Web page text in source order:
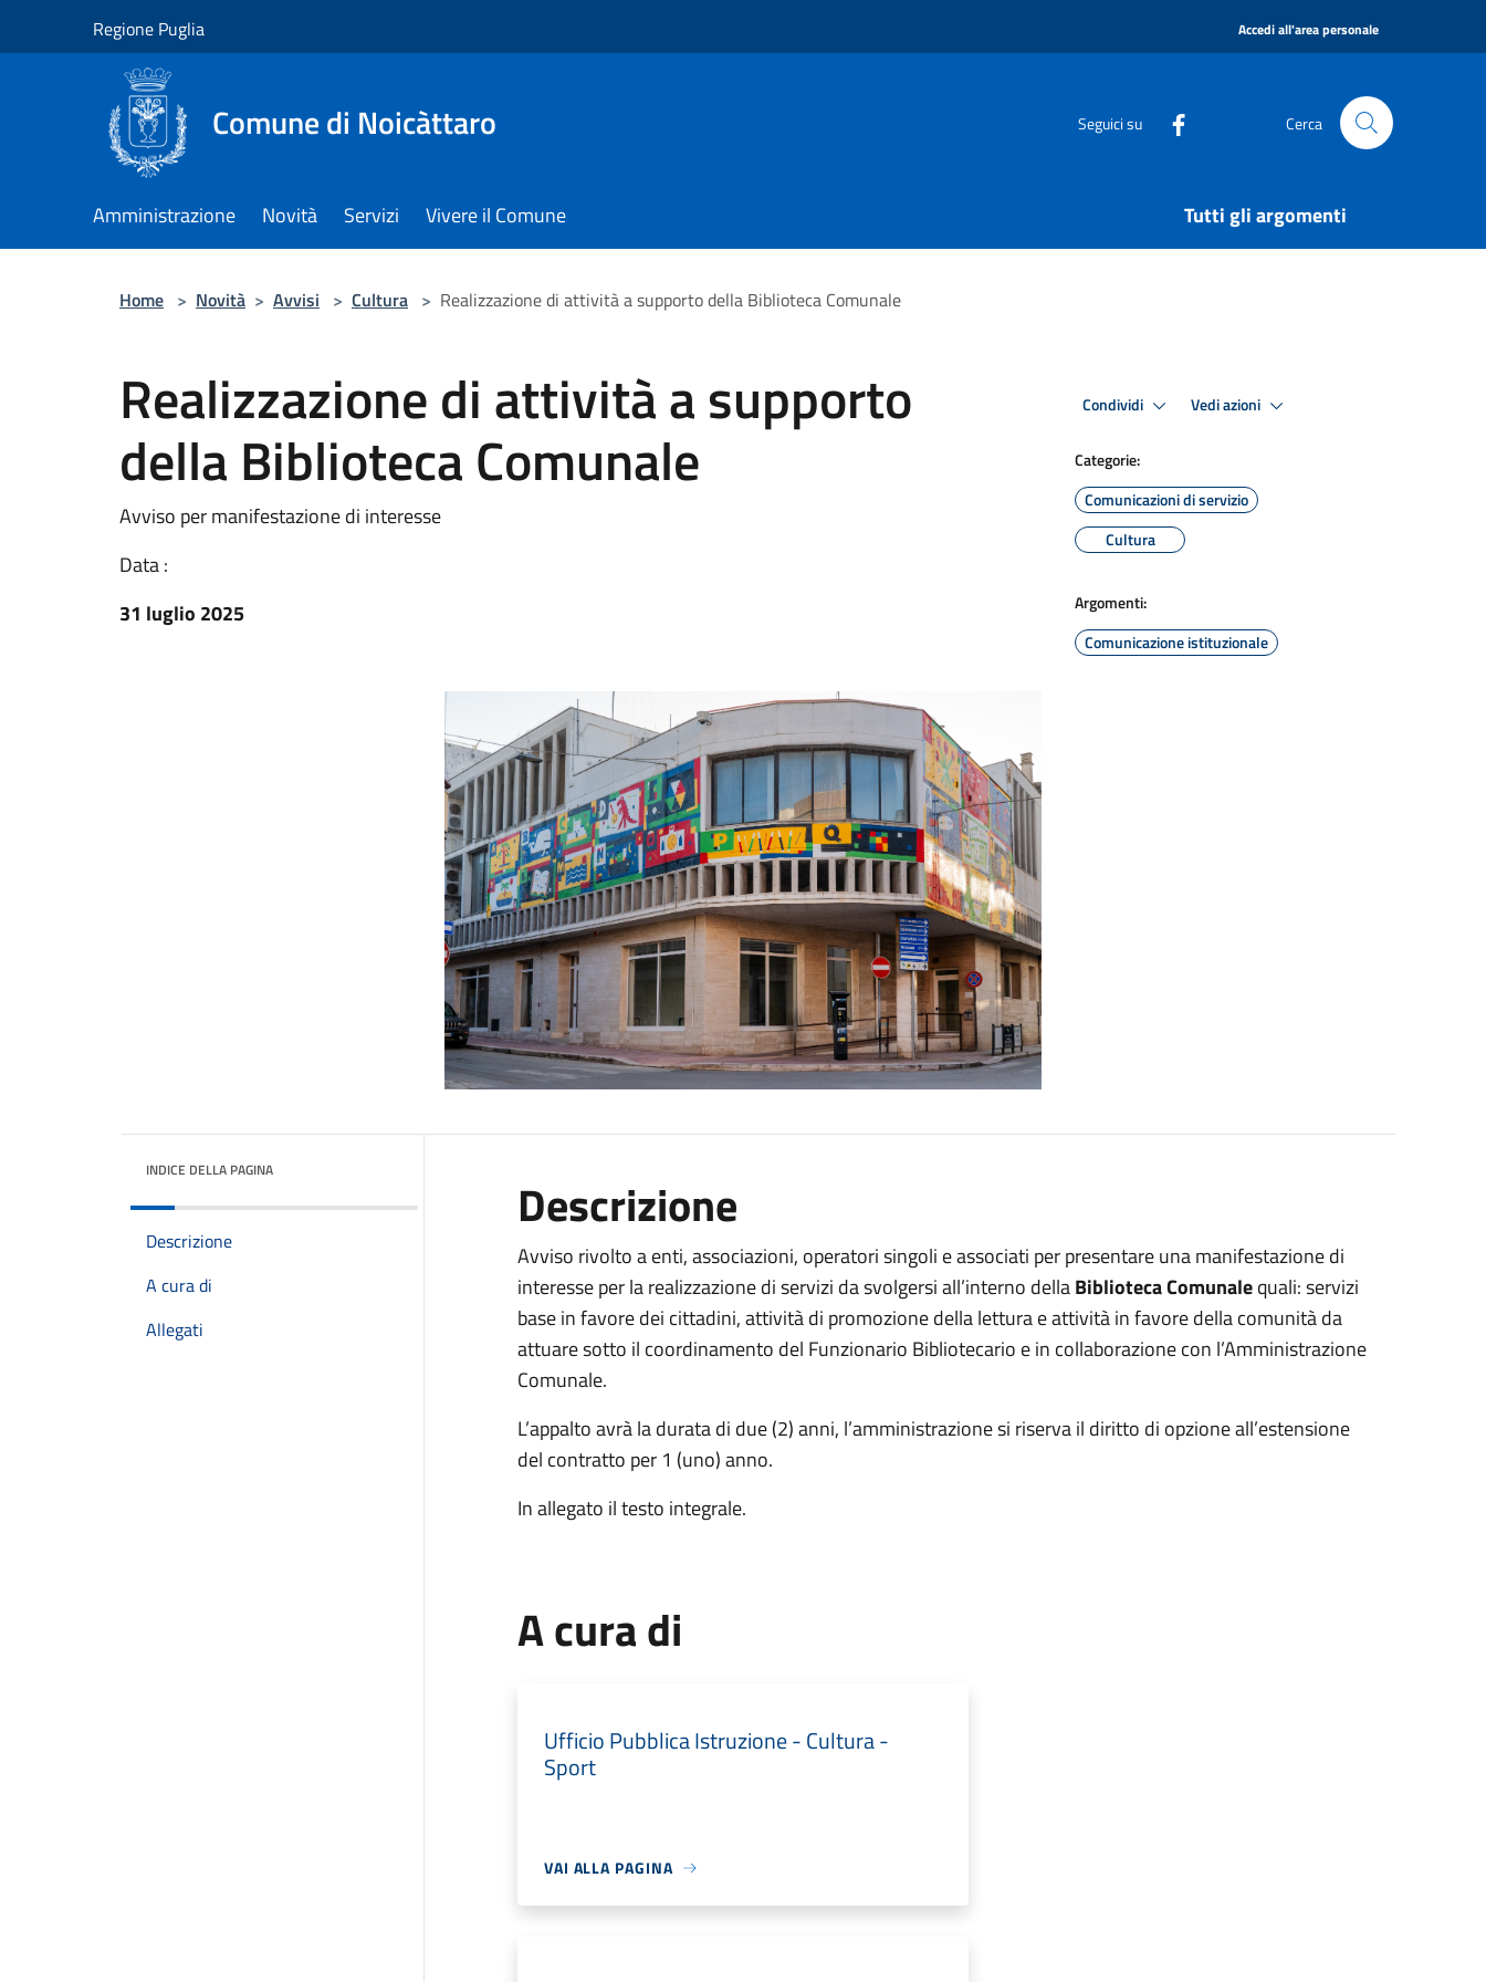
Regione Puglia Accedi all'area personale
Comune di Noicàttaro Seguici su Cerca
Amministrazione Novità Servizi Vivere il Comune Tutti gli argomenti
Home > Novità > Avvisi > Cultura > Realizzazione di attività a supporto della Biblioteca Comunale
Realizzazione di attività a supporto
della Biblioteca Comunale
Avviso per manifestazione di interesse
Data :
31 luglio 2025
Condividi Vedi azioni
Categorie:
Comunicazioni di servizio
Cultura
Argomenti:
Comunicazione istituzionale
INDICE DELLA PAGINA
Descrizione
A cura di
Allegati
Descrizione
Avviso rivolto a enti, associazioni, operatori singoli e associati per presentare una manifestazione di
interesse per la realizzazione di servizi da svolgersi all’interno dellaBiblioteca Comunalequali: servizi
base in favore dei cittadini, attività di promozione della lettura e attività in favore della comunità da
attuare sotto il coordinamento del Funzionario Bibliotecario e in collaborazione con l’Amministrazione
Comunale.
L’appalto avrà la durata di due (2) anni, l’amministrazione si riserva il diritto di opzione all’estensione
del contratto per 1 (uno) anno.
In allegato il testo integrale.
A cura di
Ufficio Pubblica Istruzione - Cultura -
Sport
VAI ALLA PAGINA